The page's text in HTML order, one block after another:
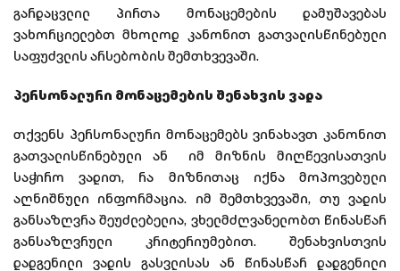
გარდაცვლილ პირთა მონაცემების დამუშავებას
ვახორციელებთ მხოლოდ კანონით გათვალისწინებული
საფუძვლის არსებობის შემთხვევაში.
პერსონალური მონაცემების შენახვის ვადა
თქვენს პერსონალური მონაცემებს ვინახავთ კანონით
გათვალისწინებული ან იმ მიზნის მიღწევისათვის
საჭირო ვადით, რა მიზნითაც იქნა მოპოვებული
აღნიშნული ინფორმაცია. იმ შემთხვევაში, თუ ვადის
განსაზღვრა შეუძლებელია, ვხელმძღვანელობთ წინასწარ
განსაზღვრული კრიტერიუმებით. შენახვისთვის
დადგენილი ვადის გასვლისას ან წინასწარ დადგენილი